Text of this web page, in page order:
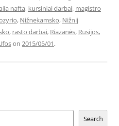
nafta, kursiniai darbai, magistro
, Nižnekamsko, Nižnij
, rasto darbai, Riazanės, Rusijos,
on 2015/05/01.
Search